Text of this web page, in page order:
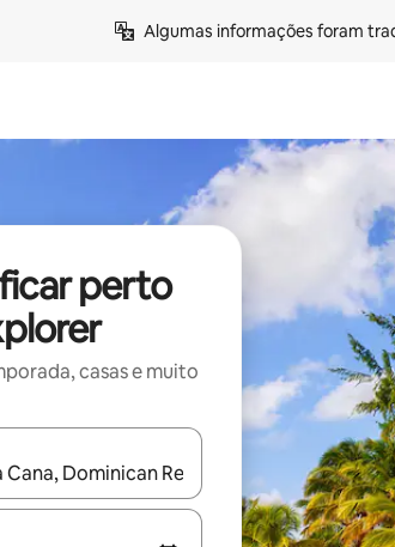
Algumas informações foram
perto
casas e muito
disponíveis, explore-os usando as seta